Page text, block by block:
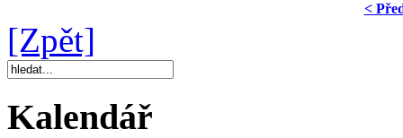
<
[Zpět]
Kalendář